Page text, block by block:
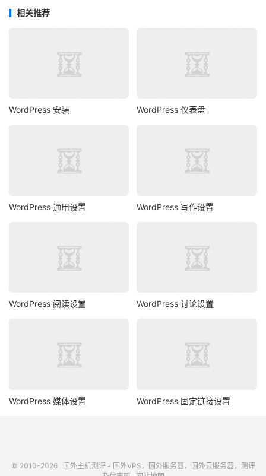
相关推荐
WordPress 安装 WordPress 仪表盘
WordPress 通用设置 WordPress 写作设置
WordPress 阅读设置 WordPress 讨论设置
WordPress 媒体设置 WordPress 固定链接设置
© 2010-2026
国外主机测评 - 国外VPS，国外服务器，国外云服务器，测评